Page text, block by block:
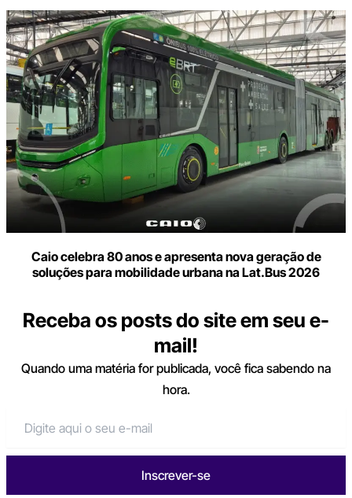
Caio celebra 80 anos e apresenta nova geração de
soluções para mobilidade urbana na Lat.Bus 2026
Receba os posts do site em seu e-
mail!
Quando uma matéria for publicada, você fica sabendo na
hora.
Inscrever-se